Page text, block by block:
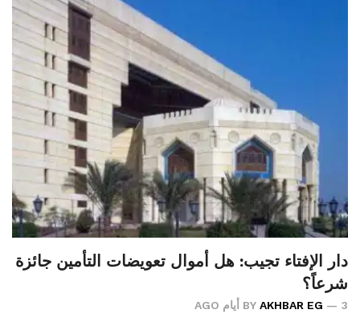
دار الإفتاء تجيب: هل أموال تعويضات التأمين جائزة
شرعاً؟
BY AKHBAR EG 3 أيام AGO